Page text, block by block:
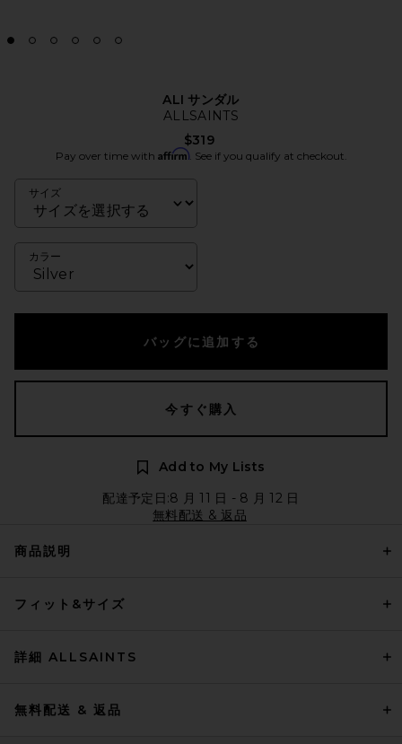
ALI サンダル
ALLSAINTS
$319
Pay over time with Affirm. See if you qualify at checkout.
サイズ
カラー
バッグに追加する
今すぐ購入
Add to My Lists
配達予定日:8 月 11 日 - 8 月 12 日
無料配送 & 返品
商品説明
フィット&サイズ
詳細 ALLSAINTS
無料配送 & 返品